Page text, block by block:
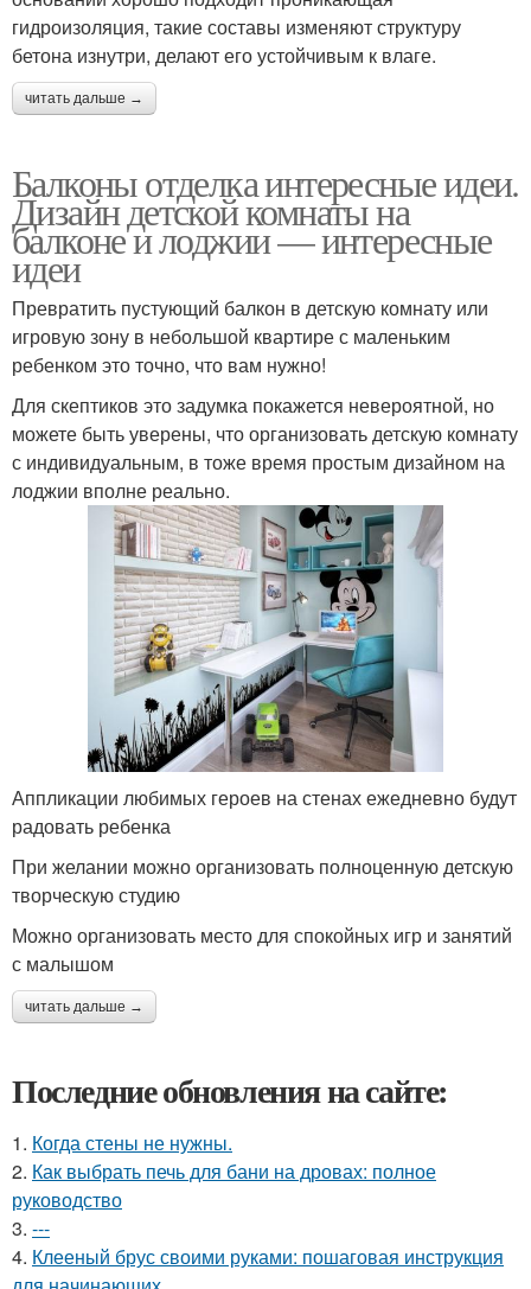
гидроизоляция, такие составы изменяют структуру
бетона изнутри, делают его устойчивым к влаге.
читать дальше →
Балконы отделка интересные идеи.
Дизайн детской комнаты на
балконе и лоджии — интересные
идеи
Превратить пустующий балкон в детскую комнату или
игровую зону в небольшой квартире с маленьким
ребенком это точно, что вам нужно!
Для скептиков это задумка покажется невероятной, но
можете быть уверены, что организовать детскую комнату
с индивидуальным, в тоже время простым дизайном на
лоджии вполне реально.
Аппликации любимых героев на стенах ежедневно будут
радовать ребенка
При желании можно организовать полноценную детскую
творческую студию
Можно организовать место для спокойных игр и занятий
с малышом
читать дальше →
Последние обновления на сайте:
1. Когда стены не нужны.
2. Как выбрать печь для бани на дровах: полное
руководство
3. ---
4. Клееный брус своими руками: пошаговая инструкция